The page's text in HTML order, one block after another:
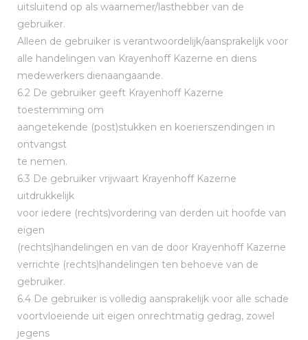
uitsluitend op als waarnemer/lasthebber van de
gebruiker.
Alleen de gebruiker is verantwoordelijk/aansprakelijk voor
alle handelingen van Krayenhoff Kazerne en diens
medewerkers dienaangaande.
6.2 De gebruiker geeft Krayenhoff Kazerne
toestemming om
aangetekende (post)stukken en koerierszendingen in
ontvangst
te nemen.
6.3 De gebruiker vrijwaart Krayenhoff Kazerne
uitdrukkelijk
voor iedere (rechts)vordering van derden uit hoofde van
eigen
(rechts)handelingen en van de door Krayenhoff Kazerne
verrichte (rechts)handelingen ten behoeve van de
gebruiker.
6.4 De gebruiker is volledig aansprakelijk voor alle schade
voortvloeiende uit eigen onrechtmatig gedrag, zowel
jegens